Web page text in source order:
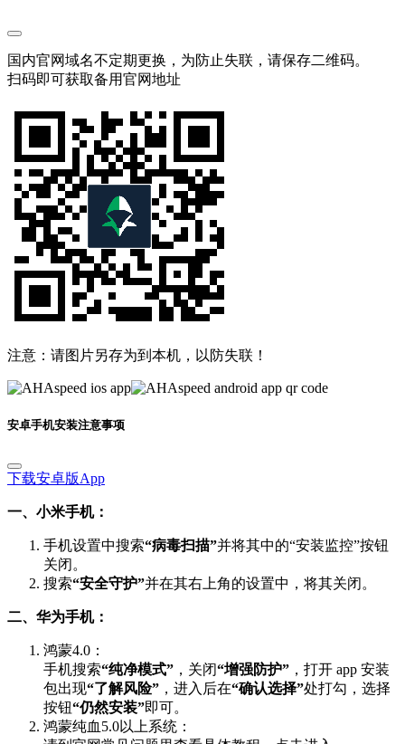
国内官网域名不定期更换，为防止失联，请保存二维码。
扫码即可获取备用官网地址
注意：请图片另存为到本机，以防失联！
安卓手机安装注意事项
下载安卓版App
一、小米手机：
手机设置中搜索“病毒扫描”并将其中的“安装监控”按钮
关闭。
搜索“安全守护”并在其右上角的设置中，将其关闭。
二、华为手机：
鸿蒙4.0：
手机搜索“纯净模式” ，关闭“增强防护” ，打开 app 安装
包出现“了解风险” ，进入后在“确认选择”处打勾，选择
按钮“仍然安装”即可。
鸿蒙纯血5.0以上系统：